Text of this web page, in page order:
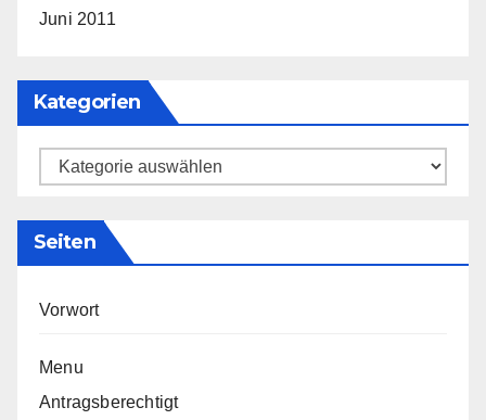
Juni 2011
Kategorien
Kategorien
Seiten
Vorwort
Menu
Antragsberechtigt